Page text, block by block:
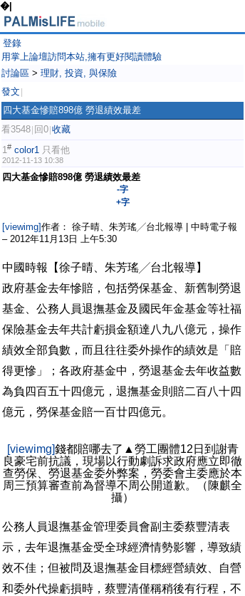
�|
登錄
用掌上論壇訪問本站,擁有更好閱讀體驗
討論區 > 理財, 投資, 與保險
發文
四大基金慘賠898億 勞退績效最差
看3548 回0 收藏
1# color1 只看他
2012-11-13 10:38
四大基金慘賠898億 勞退績效最差
-字
+字
[viewimg]作者： 徐子晴、朱芳瑤╱台北報導 | 中時電子報
– 2012年11月13日 上午5:30
中國時報【徐子晴、朱芳瑤╱台北報導】
政府基金去年慘賠，包括勞保基金、新舊制勞退
基金、公務人員退撫基金及國民年金基金等社福
保險基金去年共計虧損金額達八九八億元，操作
績效全部負數，而且往往委外操作的績效是「賠
得更慘」；各政府基金中，勞退基金去年收益數
為負四百五十四億元，退撫基金則賠二百八十四
億元，勞保基金賠一百廿四億元。
[viewimg]錢都賠哪去了▲勞工團體12日到謝青
良豪宅前抗議，現場以行動劇訴求政府應立即徹
查勞保、勞退基金委外弊案，勞委會主委應於本
周三預算審查前為督導不周公開道歉。（陳麒全
攝）
公務人員退撫基金管理委員會副主委蔡豐清表
示，去年退撫基金受全球經濟情勢影響，導致績
效不佳；但被問及退撫基金目標經營績效、自營
和委外代操虧損時，蔡豐清僅稱稍後有行程，不